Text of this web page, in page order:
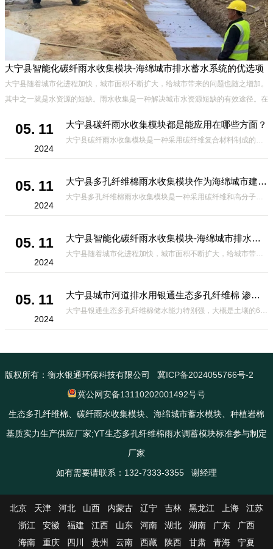
大宁县智能化碳纤雨水收集模块-海绵城市排水蓄水系统的优选项
大宁县随着城市化进程加快，城市面积不断扩大，给城市带来的问题也随之增加。
其中之一就是水资源的短缺。雨水收集是一种解决城市水资源短缺的有效途径。在
05. 11
2024
大宁县碳纤雨水收集模块都是能应用在哪些方面？
大宁县碳纤雨水收集模块是一种采用碳纤维复合材料制成的雨水收集装置，具有*、环保、可持续等诸多优点。这种模块的设计独特，结构轻巧且强度高，耐腐蚀，能够在各种环境条件下稳定运行。其广泛的应用领域不仅体现在城市规
05. 11
2024
大宁县多孔纤维棉雨水收集模块作为海绵城市建设中的一种创新材料
大宁县多孔纤维棉雨水收集模块是一种采用碳纤维和高分子材料复合而成的新型材料。它拥有高度多孔的结构，能够有效吸收和储存雨水，同时利用其独特的导流设计，将雨水迅速排出，有效防止城市内涝的发生。此外，该材料还具有
05. 11
2024
大宁县智能化碳纤雨水收集模块-海绵城市排水蓄水系统的优选项
大宁县随着城市化进程加快，城市面积不断扩大，给城市带来的问题也随之增加。其中之一就是水资源的短缺。雨水收集是一种解决城市水资源短缺的有效途径。在雨水收集技术中，智能化碳纤雨水收集模块的出现，为解决城市水资源
05. 11
2024
大宁县城市河道排水用银通生态多孔纤维棉 渗透性好重量轻
大宁县银通生态多孔纤维棉储水能力特别强，大概是土壤的6倍，所以在下暴雨或者是严重的雨雪天气时，能将降水量很好的吸收掉，到了天气晴朗之后又会将这些水分蒸发到空气中。这种材料在绿化环保上能起到很大的作用，能够大
版权所有：衡水银通环保科技有限公司
冀ICP备2024055766号-2
冀公网安备13110202001492号号
生态多孔纤维棉、碳纤雨水收集模块、海绵城市蓄水模块、种植岩棉
基质实力生产供应厂家;YT生态多孔纤维棉雨水调蓄模块标准参与制定
厂家
如有需要请联系：132-7333-3355 谢经理
北京 天津 河北 山西 内蒙古 辽宁 吉林 黑龙江 上海
江苏
浙江
安徽 福建 江西 山东 河南 湖北 湖南 广东
广西
海南
重庆 四川 贵州 云南 西藏 陕西 甘肃 青海 宁夏